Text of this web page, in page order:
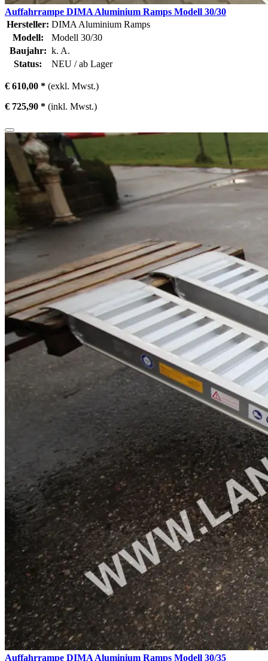
Auffahrrampe DIMA Aluminium Ramps Modell 30/30
Hersteller: DIMA Aluminium Ramps
Modell:
Modell 30/30
Baujahr: k. A.
Status:
NEU / ab Lager
€ 610,00 * (exkl. Mwst.)
€ 725,90 * (inkl. Mwst.)
Auffahrrampe DIMA Aluminium Ramps Modell 30/35